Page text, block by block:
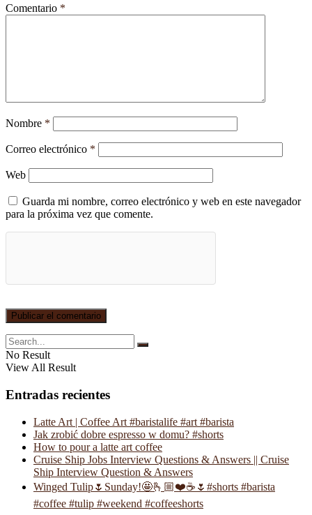
Comentario *
Nombre *
Correo electrónico *
Web
Guarda mi nombre, correo electrónico y web en este navegador
para la próxima vez que comente.
No Result
View All Result
Entradas recientes
Latte Art | Coffee Art #baristalife #art #barista
Jak zrobić dobre espresso w domu? #shorts
How to pour a latte art coffee
Cruise Ship Jobs Interview Questions & Answers || Cruise
Ship Interview Question & Answers
Winged Tulip🌷Sunday!🤩🫰🏼❤️☕️🌷#shorts #barista
#coffee #tulip #weekend #coffeeshorts